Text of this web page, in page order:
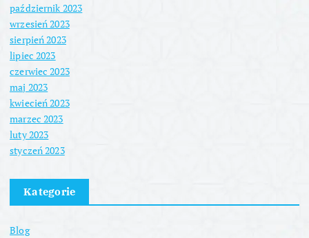
październik 2023
wrzesień 2023
sierpień 2023
lipiec 2023
czerwiec 2023
maj 2023
kwiecień 2023
marzec 2023
luty 2023
styczeń 2023
Kategorie
Blog